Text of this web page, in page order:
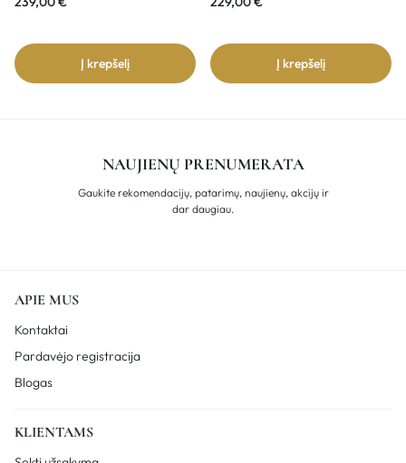
Į krepšelį Į krepšelį
NAUJIENŲ PRENUMERATA
Gaukite rekomendacijų, patarimų, naujienų, akcijų ir
dar daugiau.
APIE MUS
Kontaktai
Pardavėjo registracija
Blogas
KLIENTAMS